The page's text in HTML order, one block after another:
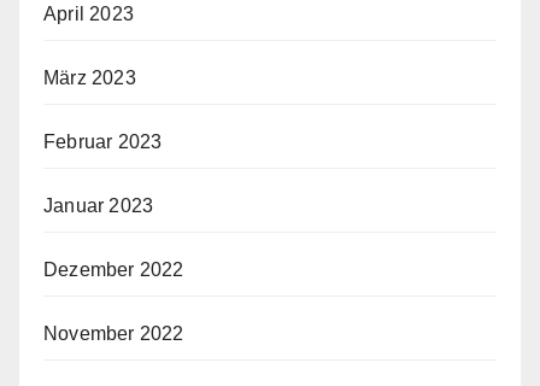
April 2023
März 2023
Februar 2023
Januar 2023
Dezember 2022
November 2022